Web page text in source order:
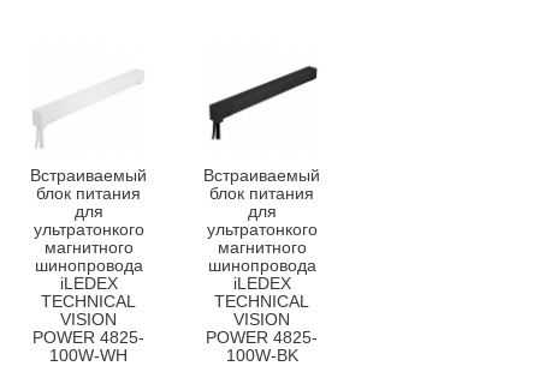
Встраиваемый
блок питания
для
ультратонкого
магнитного
шинопровода
iLEDEX
TECHNICAL
VISION
POWER 4825-
100W-WH
Встраиваемый
блок питания
для
ультратонкого
магнитного
шинопровода
iLEDEX
TECHNICAL
VISION
POWER 4825-
100W-BK